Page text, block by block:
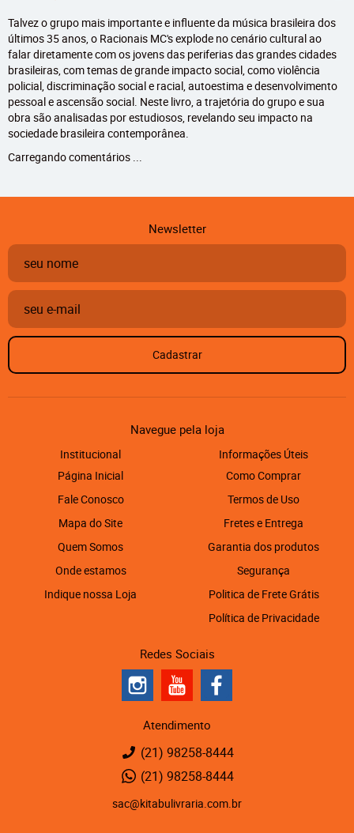
Talvez o grupo mais importante e influente da música brasileira dos
últimos 35 anos, o Racionais MC's explode no cenário cultural ao
falar diretamente com os jovens das periferias das grandes cidades
brasileiras, com temas de grande impacto social, como violência
policial, discriminação social e racial, autoestima e desenvolvimento
pessoal e ascensão social. Neste livro, a trajetória do grupo e sua
obra são analisadas por estudiosos, revelando seu impacto na
sociedade brasileira contemporânea.
Carregando comentários ...
Newsletter
Cadastrar
Navegue pela loja
Institucional
Página Inicial
Fale Conosco
Mapa do Site
Quem Somos
Onde estamos
Indique nossa Loja
Informações Úteis
Como Comprar
Termos de Uso
Fretes e Entrega
Garantia dos produtos
Segurança
Politica de Frete Grátis
Política de Privacidade
Redes Sociais
Atendimento
(21) 98258-8444
(21) 98258-8444
sac@kitabulivraria.com.br